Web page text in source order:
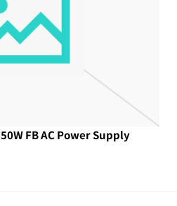
FB AC Power Supply